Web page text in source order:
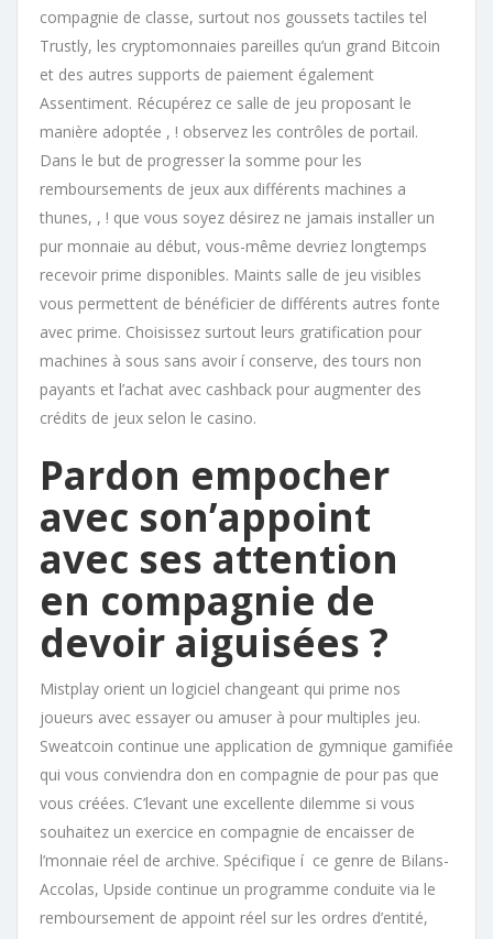
compagnie de classe, surtout nos goussets tactiles tel
Trustly, les cryptomonnaies pareilles qu’un grand Bitcoin
et des autres supports de paiement également
Assentiment. Récupérez ce salle de jeu proposant le
manière adoptée , ! observez les contrôles de portail.
Dans le but de progresser la somme pour les
remboursements de jeux aux différents machines a
thunes, , ! que vous soyez désirez ne jamais installer un
pur monnaie au début, vous-même devriez longtemps
recevoir prime disponibles. Maints salle de jeu visibles
vous permettent de bénéficier de différents autres fonte
avec prime. Choisissez surtout leurs gratification pour
machines à sous sans avoir í conserve, des tours non
payants et l’achat avec cashback pour augmenter des
crédits de jeux selon le casino.
Pardon empocher
avec son’appoint
avec ses attention
en compagnie de
devoir aiguisées ?
Mistplay orient un logiciel changeant qui prime nos
joueurs avec essayer ou amuser à pour multiples jeu.
Sweatcoin continue une application de gymnique gamifiée
qui vous conviendra don en compagnie de pour pas que
vous créées. C’levant une excellente dilemme si vous
souhaitez un exercice en compagnie de encaisser de
l’monnaie réel de archive. Spécifique í ce genre de Bilans-
Accolas, Upside continue un programme conduite via le
remboursement de appoint réel sur les ordres d’entité,